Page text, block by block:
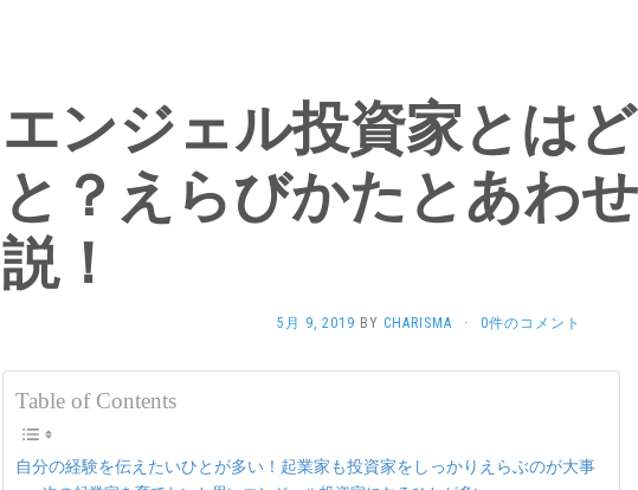
エンジェル投資家とは
と？えらびかたとあわ
説！
5月 9, 2019 BY CHARISMA · 0件のコメント
Table of Contents
自分の経験を伝えたいひとが多い！起業家も投資家をしっかりえらぶのが大事